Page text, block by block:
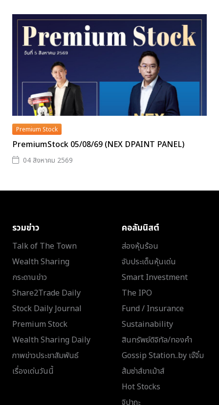
Premium Stock
PremiumStock 05/08/69 (NEX DPAINT PANEL)
04 สิงหาคม 2569
รวมข่าว
Talk of The Town
Wealth Sharing
กระดานข่าว
Share2Trade Daily
Stock Daily Journal
Premium Stock
Wealth Sharing Daily
ภาพข่าวประชาสัมพันธ์
เรื่องเด่นวันนี้
คอลัมนิสต์
ส่องหุ้นร้อน
จับประเด็นหุ้นเด่น
Smart Investment
The IPO
Fund / Insurance
Sustainability
สินทรัพย์ดิจิทัล/ทองคำ
Gossip Station..by เจ๊จิ๋ม
ส้มซ่าส์ขาเม้าส์
Hot Stocks
จิปาถะ